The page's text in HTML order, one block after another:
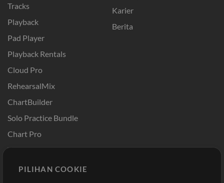
Tracks
Playback
Pad Player
Playback Rentals
Cloud Pro
RehearsalMix
ChartBuilder
Solo Practice Bundle
Chart Pro
Template ProPresenter
Sound
Karier
Berita
PILIHAN COOKIE